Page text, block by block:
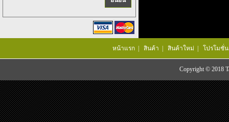
หน้าแรก| สินค้า สินค้าใหม่ โปรโมชั่น
Copyright © 2018